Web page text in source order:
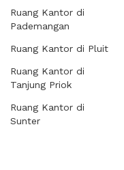
Ruang Kantor di
Pademangan
Ruang Kantor di Pluit
Ruang Kantor di
Tanjung Priok
Ruang Kantor di
Sunter